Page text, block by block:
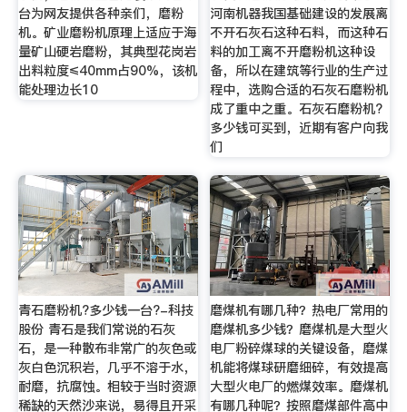
台为网友提供各种亲们，磨粉
机。矿业磨粉机原理上适应于海
量矿山硬岩磨粉，其典型花岗岩
出料粒度≤40mm占90%，该机
能处理边长10
河南机器我国基础建设的发展离
不开石灰石这种石料，而这种石
料的加工离不开磨粉机这种设
备，所以在建筑等行业的生产过
程中，选购合适的石灰石磨粉机
成了重中之重。石灰石磨粉机?
多少钱可买到，近期有客户向我
们
青石磨粉机?多少钱一台?-科技
股份 青石是我们常说的石灰
石，是一种散布非常广的灰色或
灰白色沉积岩，几乎不溶于水，
耐磨，抗腐蚀。相较于当时资源
稀缺的天然沙来说，易得且开采
磨煤机有哪几种？热电厂常用的
磨煤机多少钱？磨煤机是大型火
电厂粉碎煤球的关键设备，磨煤
机能将煤球研磨细碎，有效提高
大型火电厂的燃煤效率。磨煤机
有哪几种呢？按照磨煤部件高中